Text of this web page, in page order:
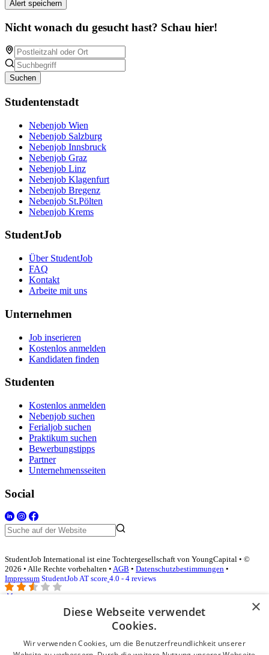
Alert speichern
Nicht wonach du gesucht hast? Schau hier!
Suchen
Studentenstadt
Nebenjob Wien
Nebenjob Salzburg
Nebenjob Innsbruck
Nebenjob Graz
Nebenjob Linz
Nebenjob Klagenfurt
Nebenjob Bregenz
Nebenjob St.Pölten
Nebenjob Krems
StudentJob
Über StudentJob
FAQ
Kontakt
Arbeite mit uns
Unternehmen
Job inserieren
Kostenlos anmelden
Kandidaten finden
Studenten
Kostenlos anmelden
Nebenjob suchen
Ferialjob suchen
Praktikum suchen
Bewerbungstipps
Partner
Unternehmensseiten
Social
StudentJob International ist eine Tochtergesellschaft von YoungCapital • ©
2026 • Alle Rechte vorbehalten • AGB • Datenschutzbestimmungen •
Impressum StudentJob AT score 4.0 - 4 reviews
Login für Unternehmen
E-Mail*
×
Diese Webseite verwendet
Cookies.
Wir verwenden Cookies, um die Benutzerfreundlichkeit unserer